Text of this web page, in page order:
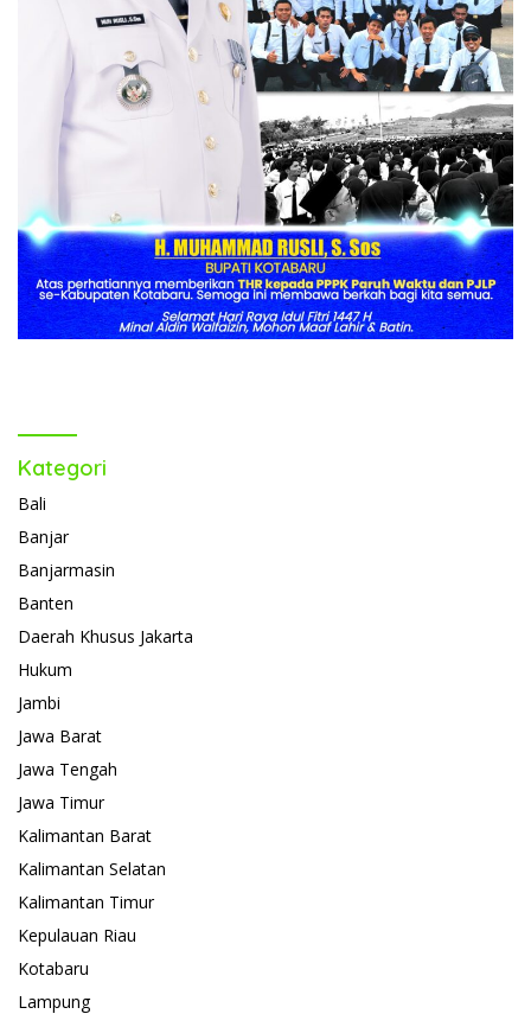
Kategori
Bali
Banjar
Banjarmasin
Banten
Daerah Khusus Jakarta
Hukum
Jambi
Jawa Barat
Jawa Tengah
Jawa Timur
Kalimantan Barat
Kalimantan Selatan
Kalimantan Timur
Kepulauan Riau
Kotabaru
Lampung